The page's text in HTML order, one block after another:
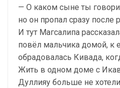
— О каком сыне ты
но он пропал сразу после
И тут Магсалипа
повёл мальчика домой, к
обрадовалась Кивада,
Жить в одном доме с
Дуллияу больше не